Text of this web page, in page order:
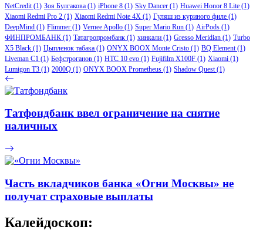
NetCredit (1) Зоя Булгакова (1) iPhone 8 (1) Sky Dancer (1) Huawei Honor 8 Lite (1)
Xiaomi Redmi Pro 2 (1) Xiaomi Redmi Note 4X (1) Гуляш из куриного филе (1)
DeepMind (1) Flimmer (1) Vernee Apollo (1) Super Mario Run (1) AirPods (1)
ФИНПРОМБАНК (1) Татагропромбанк (1) хинкали (1) Gresso Meridian (1) Turbo
X5 Black (1) Цыпленок табака (1) ONYX BOOX Monte Cristo (1) BQ Element (1)
Liveman C1 (1) Бефстроганов (1) HTC 10 evo (1) Fujifilm X100F (1) Xiaomi (1)
Lumigon T3 (1) 2000Q (1) ONYX BOOX Prometheus (1) Shadow Quest (1)
Татфондбанк ввел ограничение на снятие
наличных
Часть вкладчиков банка «Огни Москвы» не
получат страховые выплаты
Калейдоскоп: